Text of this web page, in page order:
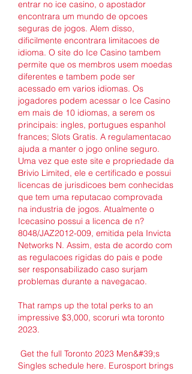
entrar no ice casino, o apostador
encontrara um mundo de opcoes
seguras de jogos. Alem disso,
dificilmente encontrara limitacoes de
idioma. O site do Ice Casino tambem
permite que os membros usem moedas
diferentes e tambem pode ser
acessado em varios idiomas. Os
jogadores podem acessar o Ice Casino
em mais de 10 idiomas, a serem os
principais: ingles, portugues espanhol
frances; Slots Gratis. A regulamentacao
ajuda a manter o jogo online seguro.
Uma vez que este site e propriedade da
Brivio Limited, ele e certificado e possui
licencas de jurisdicoes bem conhecidas
que tem uma reputacao comprovada
na industria de jogos. Atualmente o
Icecasino possui a licenca de n?
8048/JAZ2012-009, emitida pela Invicta
Networks N. Assim, esta de acordo com
as regulacoes rigidas do pais e pode
ser responsabilizado caso surjam
problemas durante a navegacao.
That ramps up the total perks to an
impressive $3,000, scoruri wta toronto
2023.
Singles schedule here. Eurosport brings